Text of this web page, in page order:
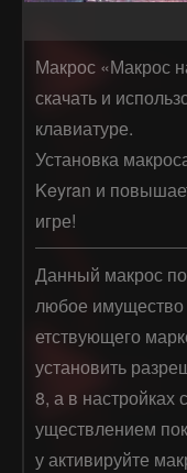
Макрос «Макрос
скачать и
клавиатуре.
Установка
Keyran и
игре!
Данный макрос
любое имущество
етствующего
установить
8, а в
уществлением
у активируйте